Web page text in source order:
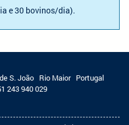
e 30 bovinos/dia).
S. João Rio Maior Portugal
243 940 029